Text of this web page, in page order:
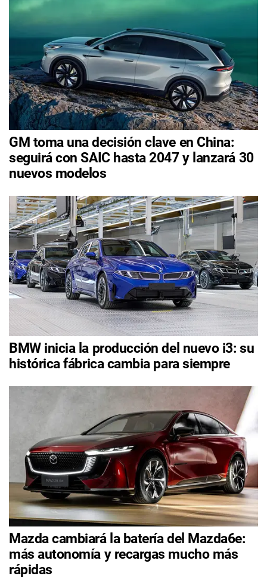
GM toma una decisión clave en China:
seguirá con SAIC hasta 2047 y lanzará 30
nuevos modelos
BMW inicia la producción del nuevo i3: su
histórica fábrica cambia para siempre
Mazda cambiará la batería del Mazda6e:
más autonomía y recargas mucho más
rápidas